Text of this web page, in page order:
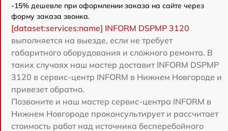
-15% дешевле при оформлении заказа на сайте через
форму заказа звонка.
[dataset:services:name] INFORM DSPMP 3120
выполняется на выезде, если не требует
габаритного оборудования и сложного ремонта. В
таких случаях наш мастер доставит INFORM DSPMP
3120 в сервис-центр INFORM в Нижнем Новгороде и
привезет обратно.
Позвоните и наш мастер сервис-центра INFORM в
Нижнем Новгороде проконсультирует и рассчитает
стоимость работ над источника бесперебойного